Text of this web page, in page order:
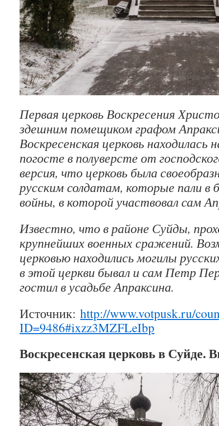
Первая церковь Воскресения
здешним помещиком графом
Воскресенская церковь находилась
погосте в полуверсте от
версия, что церковь была
русским солдатам, которые пали в
войны, в которой участвовал сам
Известно, что в районе Суйды,
крупнейших военных сражений.
церковью находились могилы
в этой церкви бывал и сам Петр
гостил в усадьбе Апраксина.
Источник: http://www.votpusk.ru/
ID=9486#ixzz3MZFLeIbp
Воскресенская церковь в Суйде.